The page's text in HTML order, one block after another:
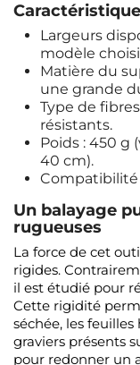
Largeurs
modèle
Matière du
une grande
Type de
résistants.
Poids : 450 g
40 cm).
Compatibilité
Un balayage
rugueuses
La force de cet
rigides.
il est étudié pour
Cette rigidité
séchée, les
graviers présents
pour redonner un